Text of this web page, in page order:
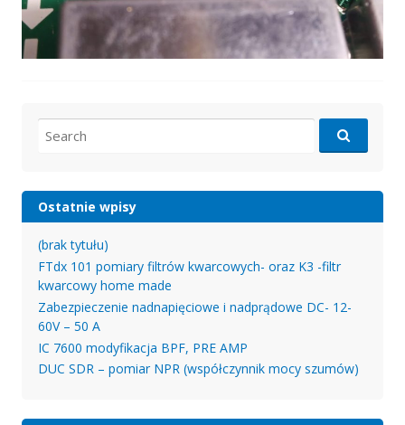
for:
Ostatnie wpisy
(brak tytułu)
FTdx 101 pomiary filtrów kwarcowych- oraz K3 -filtr
kwarcowy home made
Zabezpieczenie nadnapięciowe i nadprądowe DC- 12-
60V – 50 A
IC 7600 modyfikacja BPF, PRE AMP
DUC SDR – pomiar NPR (współczynnik mocy szumów)